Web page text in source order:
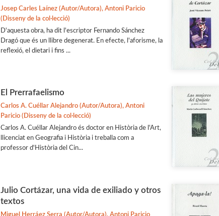
Josep Carles Laínez (Autor/Autora), Antoni Paricio
(Disseny de la col·lecció)
D'aquesta obra, ha dit l'escriptor Fernando Sánchez
Dragó que és un llibre degenerat. En efecte, l'aforisme, la
reflexió, el dietari i fins ...
El Prerrafaelismo
Carlos A. Cuéllar Alejandro (Autor/Autora), Antoni
Paricio (Disseny de la col·lecció)
Carlos A. Cuéllar Alejandro és doctor en Història de l'Art,
llicenciat en Geografia i Història i treballa com a
professor d'Història del Cin...
Julio Cortázar, una vida de exiliado y otros
textos